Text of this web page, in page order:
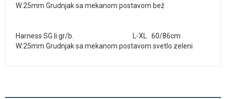
W:25mm Grudnjak sa mekanom postavom bež
Harness SG li.gr/b. L-XL 60/86cm
W:25mm Grudnjak sa mekanom postavom svetlo zeleni